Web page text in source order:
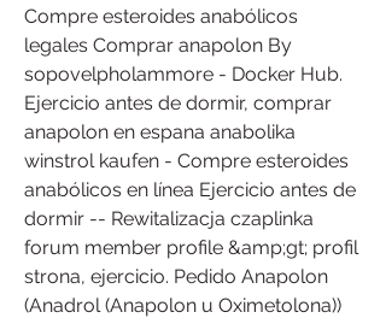
Compre esteroides anabólicos
legales Comprar anapolon By
sopovelpholammore - Docker Hub.
Ejercicio antes de dormir, comprar
anapolon en espana anabolika
winstrol kaufen - Compre esteroides
anabólicos en línea Ejercicio antes de
dormir -- Rewitalizacja czaplinka
forum member profile &amp;gt; profil
strona, ejercicio. Pedido Anapolon
(Anadrol (Anapolon u Oximetolona))